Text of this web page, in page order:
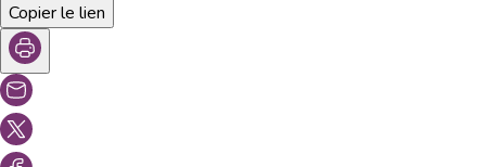
Copier le lien